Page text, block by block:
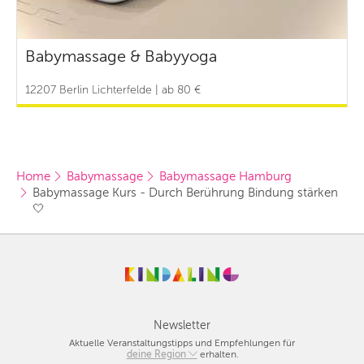
Babymassage & Babyyoga
12207 Berlin Lichterfelde | ab 80 €
Home Babymassage
Babymassage Hamburg
Babymassage Kurs - Durch Berührung Bindung stärken
🤍
Newsletter
Aktuelle Veranstaltungstipps und Empfehlungen für
deine Region
Berlin
erhalten.